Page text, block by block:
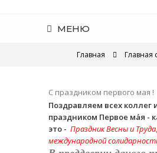
МЕНЮ
Главная Главная
С праздником первого мая !
Поздравляем всех коллег
праздником Первое ма́я -
это - Праздник Весны и Труда
международной